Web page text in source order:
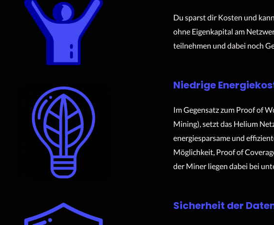
Du sparst dir Kosten und
ohne Eigenkapital am
teilnehmen und dabei noch
Niedrige
Im Gegensatz zum Proof of
Mining), setzt das Helium
energiesparsame und
Möglichkeit, Proof of
der Miner liegen dabei bei
Sicherheit der